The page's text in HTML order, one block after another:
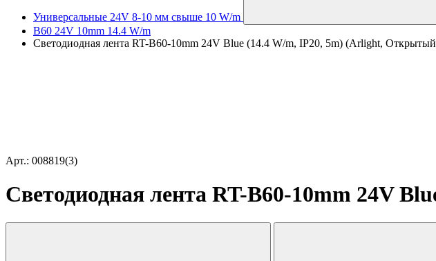
Универсальные 24V 8-10 мм свыше 10 W/m
B60 24V 10mm 14.4 W/m
Светодиодная лента RT-B60-10mm 24V Blue (14.4 W/m, IP20, 5m) (Arlight,
Арт.: 008819(3)
Светодиодная лента RT-B60-10mm 24V